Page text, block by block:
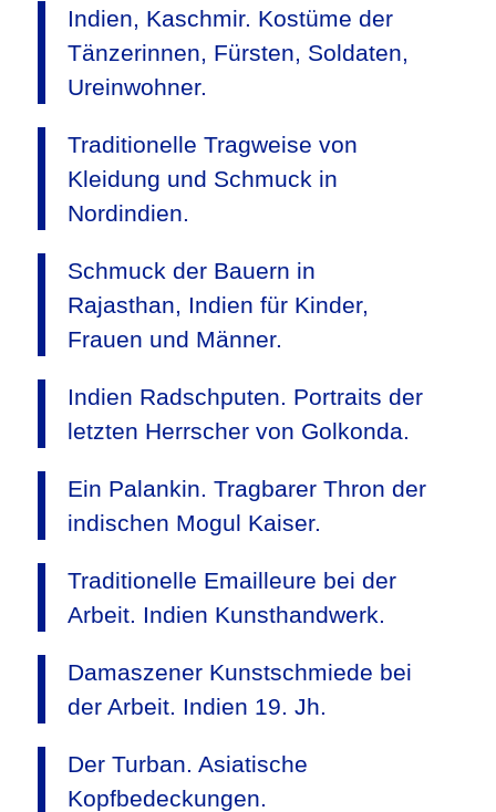
Indien, Kaschmir. Kostüme der
Tänzerinnen, Fürsten, Soldaten,
Ureinwohner.
Traditionelle Tragweise von
Kleidung und Schmuck in
Nordindien.
Schmuck der Bauern in
Rajasthan, Indien für Kinder,
Frauen und Männer.
Indien Radschputen. Portraits der
letzten Herrscher von Golkonda.
Ein Palankin. Tragbarer Thron der
indischen Mogul Kaiser.
Traditionelle Emailleure bei der
Arbeit. Indien Kunsthandwerk.
Damaszener Kunstschmiede bei
der Arbeit. Indien 19. Jh.
Der Turban. Asiatische
Kopfbedeckungen.